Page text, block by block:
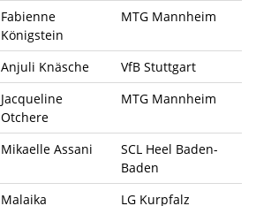
Fabienne
Königstein
MTG Mannheim
Anjuli Knäsche
VfB Stuttgart
Jacqueline
Otchere
MTG Mannheim
Mikaelle Assani
SCL Heel Baden-
Baden
Malaika
LG Kurpfalz